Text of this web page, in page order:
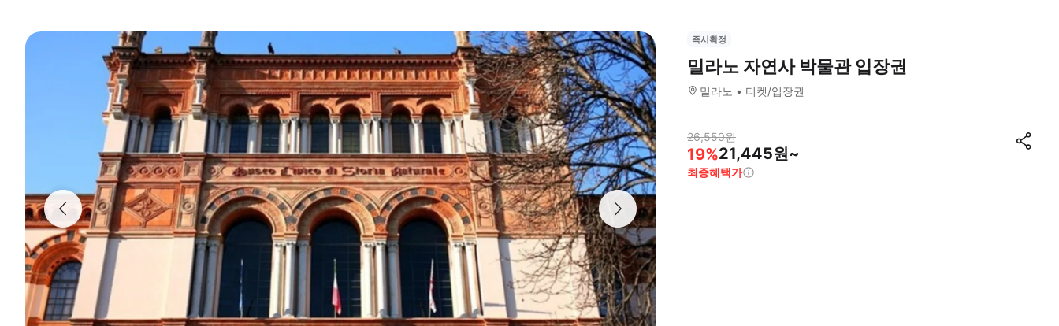
즉시확정
밀라노 자연사 박물관 입장권
밀라노 티켓/입장권
26,550원
19%21,445원~
최종혜택가